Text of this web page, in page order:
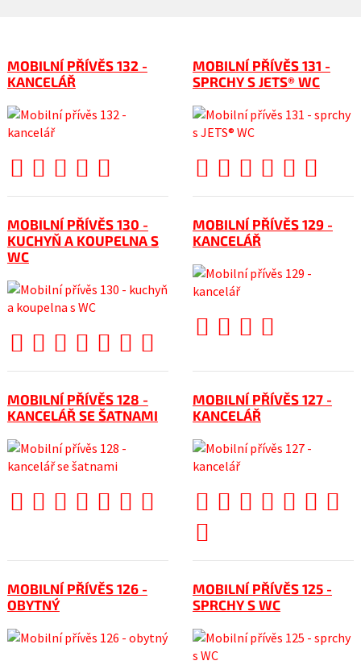
MOBILNÍ PŘÍVĚS 132 -
KANCELÁŘ
MOBILNÍ PŘÍVĚS 131 -
SPRCHY S JETS® WC
MOBILNÍ PŘÍVĚS 130 -
KUCHYŇ A KOUPELNA S
WC
MOBILNÍ PŘÍVĚS 129 -
KANCELÁŘ
MOBILNÍ PŘÍVĚS 128 -
KANCELÁŘ SE ŠATNAMI
MOBILNÍ PŘÍVĚS 127 -
KANCELÁŘ
MOBILNÍ PŘÍVĚS 126 -
OBYTNÝ
MOBILNÍ PŘÍVĚS 125 -
SPRCHY S WC